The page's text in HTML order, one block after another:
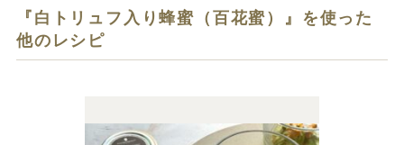
『白トリュフ入り蜂蜜（百花蜜）』を使った
他のレシピ